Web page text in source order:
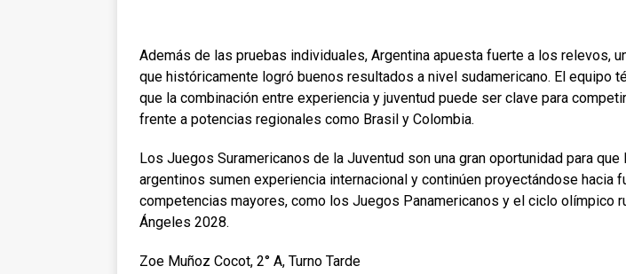
Además de las pruebas individuales, Argentina apuesta fuerte a los relevos,
que históricamente logró buenos resultados a nivel sudamericano. El equipo
que la combinación entre experiencia y juventud puede ser clave para
frente a potencias regionales como Brasil y Colombia.
Los Juegos Suramericanos de la Juventud son una gran oportunidad para
argentinos sumen experiencia internacional y continúen proyectándose hacia
competencias mayores, como los Juegos Panamericanos y el ciclo olímpico
Ángeles 2028.
Zoe Muñoz Cocot, 2° A, Turno Tarde